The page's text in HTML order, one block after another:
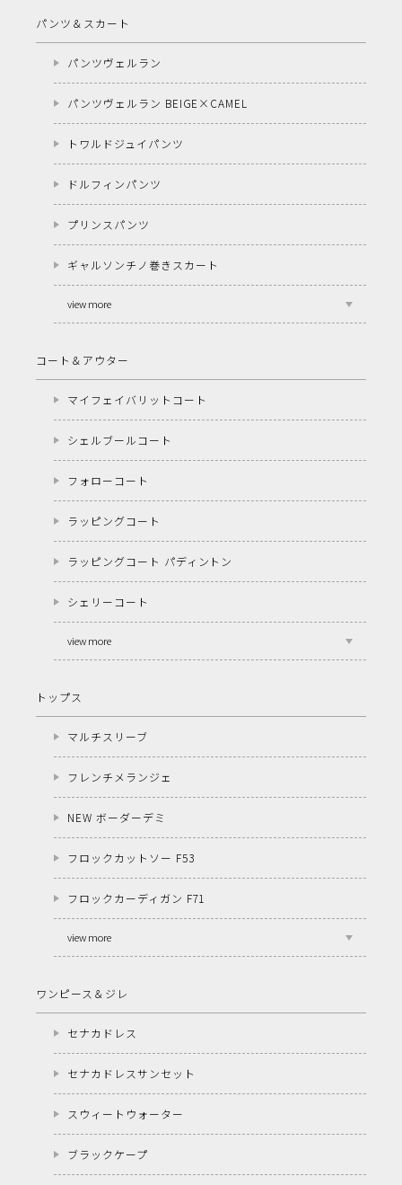
パンツ＆スカート
パンツヴェルラン
パンツヴェルラン BEIGE×CAMEL
トワルドジュイパンツ
ドルフィンパンツ
プリンスパンツ
ギャルソンチノ巻きスカート
view more
コート＆アウター
マイフェイバリットコート
シェルブールコート
フォローコート
ラッピングコート
ラッピングコート パディントン
シェリーコート
view more
トップス
マルチスリーブ
フレンチメランジェ
NEW ボーダーデミ
フロックカットソー F53
フロックカーディガン F71
view more
ワンピース＆ジレ
セナカドレス
セナカドレスサンセット
スウィートウォーター
ブラックケープ